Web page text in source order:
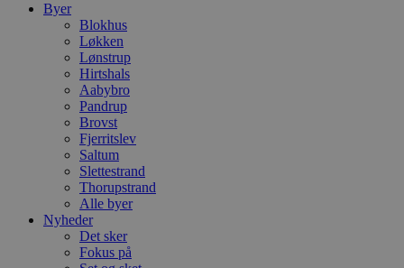
Byer
Blokhus
Løkken
Lønstrup
Hirtshals
Aabybro
Pandrup
Brovst
Fjerritslev
Saltum
Slettestrand
Thorupstrand
Alle byer
Nyheder
Det sker
Fokus på